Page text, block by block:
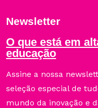
Newsletter
O que está em
educação
Assine a nossa
seleção especial de
mundo da inovação e